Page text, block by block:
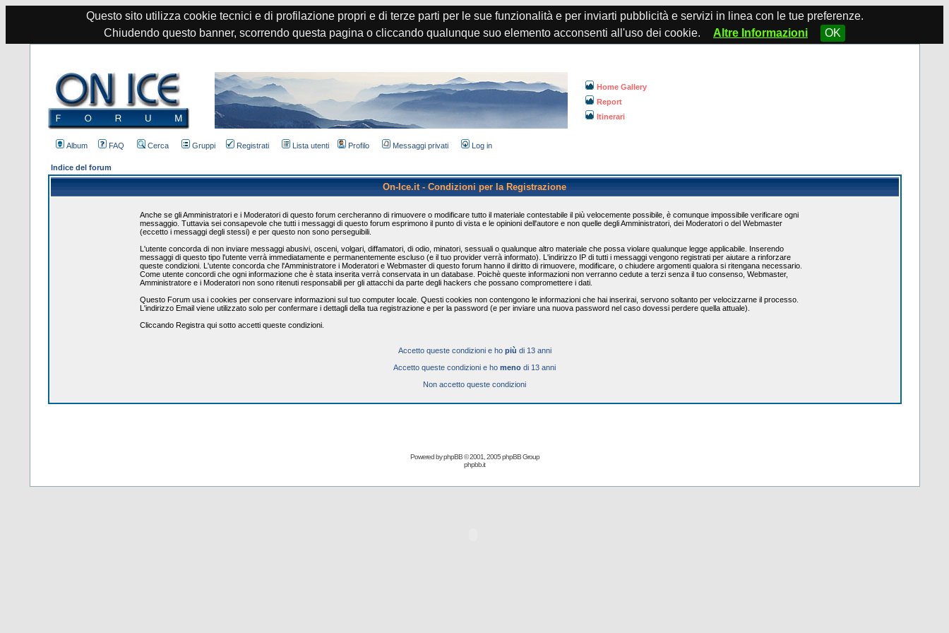
Questo sito utilizza cookie tecnici e di profilazione propri e di terze parti per le sue funzionalità e per inviarti pubblicità e servizi in linea con le tue preferenze.
Chiudendo questo banner, scorrendo questa pagina o cliccando qualunque suo elemento acconsenti all'uso dei cookie.
Altre Informazioni OK
Home Gallery
Report
Itinerari
Album FAQ Cerca Gruppi Registrati Lista utenti Profilo Messaggi privati Log in
Indice del forum
On-Ice.it - Condizioni per la Registrazione
Anche se gli Amministratori e i Moderatori di questo forum cercheranno di rimuovere o modificare tutto il materiale contestabile il più velocemente possibile, è comunque impossibile verificare ogni
messaggio. Tuttavia sei consapevole che tutti i messaggi di questo forum esprimono il punto di vista e le opinioni dell'autore e non quelle degli Amministratori, dei Moderatori o del Webmaster
(eccetto i messaggi degli stessi) e per questo non sono perseguibili.
L'utente concorda di non inviare messaggi abusivi, osceni, volgari, diffamatori, di odio, minatori, sessuali o qualunque altro materiale che possa violare qualunque legge applicabile. Inserendo
messaggi di questo tipo l'utente verrà immediatamente e permanentemente escluso (e il tuo provider verrà informato). L'indirizzo IP di tutti i messaggi vengono registrati per aiutare a rinforzare
queste condizioni. L'utente concorda che l'Amministratore i Moderatori e Webmaster di questo forum hanno il diritto di rimuovere, modificare, o chiudere argomenti qualora si ritengana necessario.
Come utente concordi che ogni informazione che è stata inserita verrà conservata in un database. Poichè queste informazioni non verranno cedute a terzi senza il tuo consenso, Webmaster,
Amministratore e i Moderatori non sono ritenuti responsabili per gli attacchi da parte degli hackers che possano compromettere i dati.
Questo Forum usa i cookies per conservare informazioni sul tuo computer locale. Questi cookies non contengono le informazioni che hai inserirai, servono soltanto per velocizzarne il processo.
L'indirizzo Email viene utilizzato solo per confermare i dettagli della tua registrazione e per la password (e per inviare una nuova password nel caso dovessi perdere quella attuale).
Cliccando Registra qui sotto accetti queste condizioni.
Accetto queste condizioni e ho più di 13 anni
Accetto queste condizioni e ho meno di 13 anni
Non accetto queste condizioni
Powered byphpBB© 2001, 2005 phpBB Group
phpbb.it